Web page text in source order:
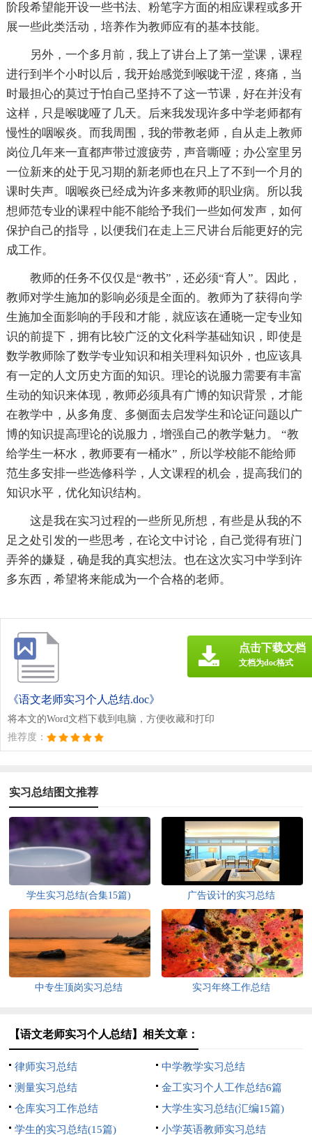
阶段希望能开设一些书法、粉笔字方面的相应课程或多开
展一些此类活动，培养作为教师应有的基本技能。
另外，一个多月前，我上了讲台上了第一堂课，课程
进行到半个小时以后，我开始感觉到喉咙干涩，疼痛，当
时最担心的莫过于怕自己坚持不了这一节课，好在并没有
这样，只是喉咙哑了几天。后来我发现许多中学老师都有
慢性的咽喉炎。而我周围，我的带教老师，自从走上教师
岗位几年来一直都声带过渡疲劳，声音嘶哑；办公室里另
一位新来的处于见习期的新老师也在只上了不到一个月的
课时失声。咽喉炎已经成为许多来教师的职业病。所以我
想师范专业的课程中能不能给予我们一些如何发声，如何
保护自己的指导，以便我们在走上三尺讲台后能更好的完
成工作。
教师的任务不仅仅是“教书”，还必须“育人”。因此，
教师对学生施加的影响必须是全面的。教师为了获得向学
生施加全面影响的手段和才能，就应该在通晓一定专业知
识的前提下，拥有比较广泛的文化科学基础知识，即使是
数学教师除了数学专业知识和相关理科知识外，也应该具
有一定的人文历史方面的知识。理论的说服力需要有丰富
生动的知识来体现，教师必须具有广博的知识背景，才能
在教学中，从多角度、多侧面去启发学生和论证问题以广
博的知识提高理论的说服力，增强自己的教学魅力。 “教
给学生一杯水，教师要有一桶水”，所以学校能不能给师
范生多安排一些选修科学，人文课程的机会，提高我们的
知识水平，优化知识结构。
这是我在实习过程的一些所见所想，有些是从我的不
足之处引发的一些思考，在论文中讨论，自己觉得有班门
弄斧的嫌疑，确是我的真实想法。也在这次实习中学到许
多东西，希望将来能成为一个合格的老师。
《语文老师实习个人总结.doc》
将本文的Word文档下载到电脑，方便收藏和打印
推荐度：
点击下载文档
文档为doc格式
实习总结图文推荐
学生实习总结(合集15篇) 广告设计的实习总结
中专生顶岗实习总结 实习年终工作总结
【语文老师实习个人总结】相关文章：
律师实习总结
中学教学实习总结
测量实习总结
金工实习个人工作总结6篇
仓库实习工作总结
大学生实习总结(汇编15篇)
学生的实习总结(15篇)
小学英语教师实习总结